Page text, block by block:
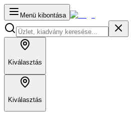
Menü kibontása
Kiválasztás
Kiválasztás